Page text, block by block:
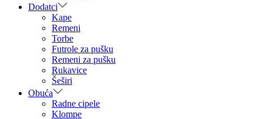
Dodatci
Kape
Remeni
Torbe
Futrole za pušku
Remeni za pušku
Rukavice
Šeširi
Obuća
Radne cipele
Klompe